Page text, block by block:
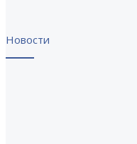
Новости